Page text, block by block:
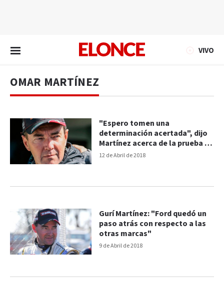
VIVO
OMAR MARTÍNEZ
12 de Abril de 2018
"Espero tomen una
determinación acertada", dijo
Martínez acerca de la prueba de
Ford
9 de Abril de 2018
Gurí Martínez: "Ford quedó un
paso atrás con respecto a las
otras marcas"